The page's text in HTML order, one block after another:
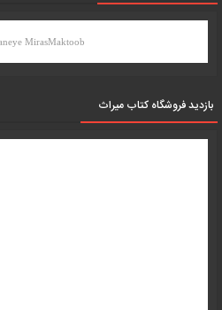
MirasMaktoob
بازدید فروشگاه کتاب میراث